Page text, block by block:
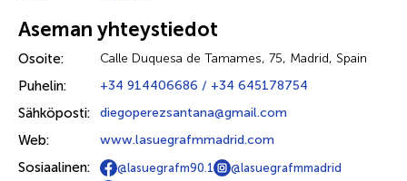
Aseman yhteystiedot
Osoite: Calle Duquesa de Tamames, 75, Madrid, Spain
Puhelin: +34 914406686 / +34 645178754
Sähköposti: diegoperezsantana@gmail.com
Web: www.lasuegrafmmadrid.com
Sosiaalinen: @lasuegrafm90.1
@lasuegrafmmadrid